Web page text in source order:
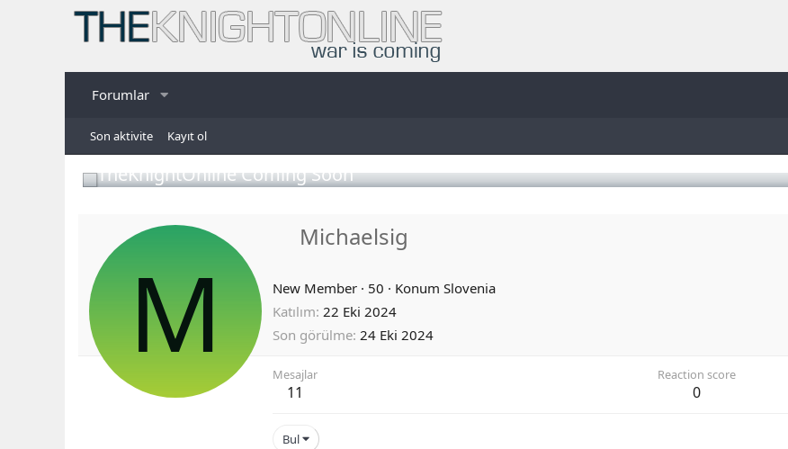
Forumlar
Son aktivite Kayıt ol
TheKnightOnline Coming Soon
M
Michaelsig
New Member · 50 · Konum Slovenia
Katılım 22 Eki 2024
Son görülme 24 Eki 2024
Mesajlar
11
Reaction score
0
Bul